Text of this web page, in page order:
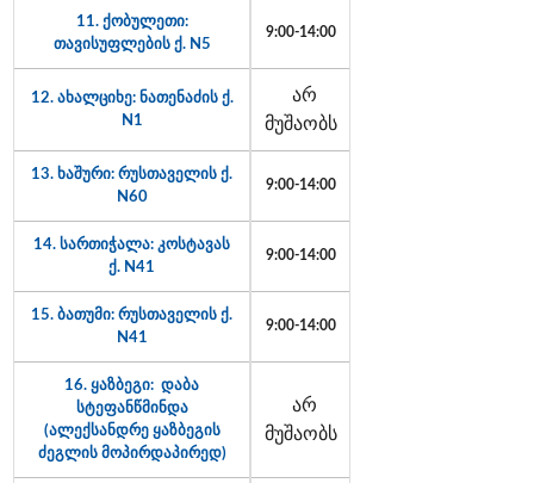
11. ქობულეთი:
თავისუფლების ქ. N5
9:00-14:00
12. ახალციხე: ნათენაძის ქ.
N1
არ
მუშაობს
13. ხაშური: რუსთაველის ქ.
N60
9:00-14:00
14. სართიჭალა: კოსტავას
ქ. N41
9:00-14:00
15. ბათუმი: რუსთაველის ქ.
N41
9:00-14:00
16. ყაზბეგი: დაბა
სტეფანწმინდა
(ალექსანდრე ყაზბეგის
ძეგლის მოპირდაპირედ)
არ
მუშაობს